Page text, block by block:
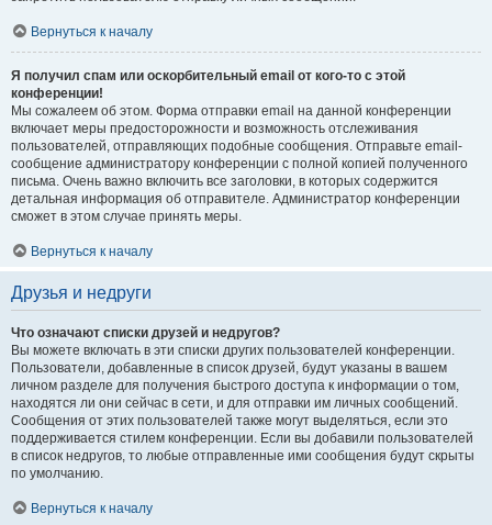
Вернуться к началу
Я получил спам или оскорбительный email от кого-то с этой
конференции!
Мы сожалеем об этом. Форма отправки email на данной конференции
включает меры предосторожности и возможность отслеживания
пользователей, отправляющих подобные сообщения. Отправьте email-
сообщение администратору конференции с полной копией полученного
письма. Очень важно включить все заголовки, в которых содержится
детальная информация об отправителе. Администратор конференции
сможет в этом случае принять меры.
Вернуться к началу
Друзья и недруги
Что означают списки друзей и недругов?
Вы можете включать в эти списки других пользователей конференции.
Пользователи, добавленные в список друзей, будут указаны в вашем
личном разделе для получения быстрого доступа к информации о том,
находятся ли они сейчас в сети, и для отправки им личных сообщений.
Сообщения от этих пользователей также могут выделяться, если это
поддерживается стилем конференции. Если вы добавили пользователей
в список недругов, то любые отправленные ими сообщения будут скрыты
по умолчанию.
Вернуться к началу